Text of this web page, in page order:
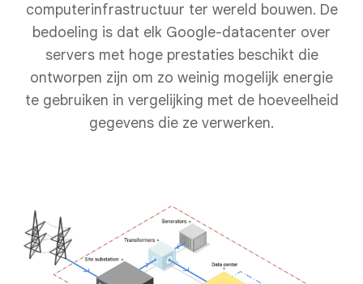
computerinfrastructuur ter wereld bouwen. De
bedoeling is dat elk Google-datacenter over
servers met hoge prestaties beschikt die
ontworpen zijn om zo weinig mogelijk energie
te gebruiken in vergelijking met de hoeveelheid
gegevens die ze verwerken.